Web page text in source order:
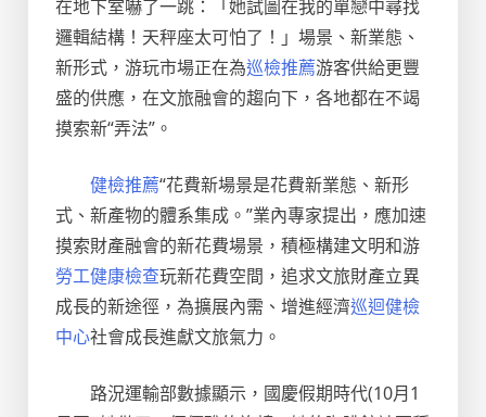
在地下室嚇了一跳：「她試圖在我的單戀中尋找
邏輯結構！天秤座太可怕了！」場景、新業態、
新形式，游玩市場正在為巡檢推薦游客供給更豐
盛的供應，在文旅融會的趨向下，各地都在不竭
摸索新“弄法”。
健檢推薦“花費新場景是花費新業態、新形
式、新產物的體系集成。”業內專家提出，應加速
摸索財產融會的新花費場景，積極構建文明和游
勞工健康檢查玩新花費空間，追求文旅財產立異
成長的新途徑，為擴展內需、增進經濟巡迴健檢
中心社會成長進獻文旅氣力。
路況運輸部數據顯示，國慶假期時代(10月1